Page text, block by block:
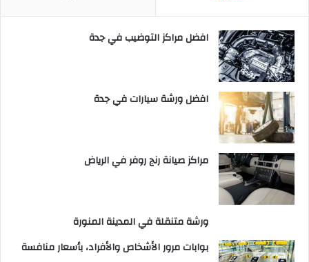
افضل مراكز التوضيب في جدة
افضل ورشة سيارات في جدة
مراكز صيانة رنج روفر في الرياض
ورشة متنقلة في المدينة المنورة
بوابات مرور الأشخاص والأفراد، بأسعار منافسة